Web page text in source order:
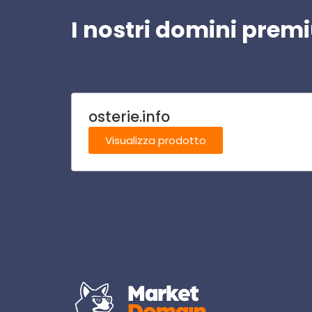
I nostri domini
osterie.info
Visualizza prodotto